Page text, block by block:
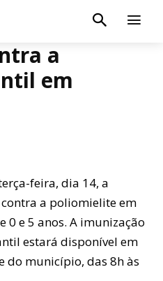
a
em
feira, dia 14, a
a poliomielite em
0 e 5 anos. A imunização
estará disponível em
do município, das 8h às